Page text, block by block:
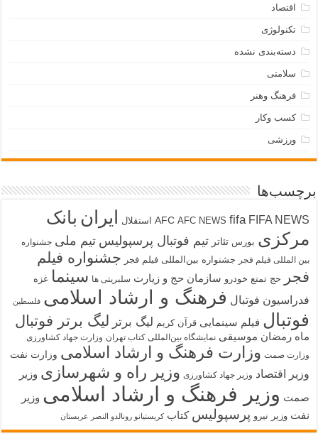
اقتصاد
تکنولوژی
دسته‌بندی نشده
سلامتی
فرهنگ وهنر
کسب وکار
ورزشی
برچسب‌ها
AFC AFC NEWS fifa FIFA NEWS استقلال ایران بانک
مرکزی بورس تئاتر تیم فوتبال پرسپولیس تیم ملی جشنواره
بین المللی فیلم فجر جشنواره بین‌المللی فیلم فجر جشنواره فیلم
فجر
حج تمتع خودرو سازمان حج و زیارت سلبریتی ها سینما غزه
فدراسیون فوتبال فرهنگ و ارشاد اسلامی فلسطین
فوتبال فیلم سینمایی قرآن کریم لیگ برتر لیگ برتر فوتبال
ماه رمضان موسیقی نمایشگاه بین‌المللی کتاب تهران وزارت جهاد کشاورزی
وزارت صمت وزارت فرهنگ و ارشاد اسلامی وزارت نفت
وزیر اقتصاد وزیر جهاد کشاورزی وزیر راه و شهرسازی وزیر
صمت وزیر فرهنگ و ارشاد اسلامی وزیر
نفت وزیر نیرو پرسپولیس کتاب کریستیانو رونالدو النصر عربستان